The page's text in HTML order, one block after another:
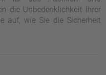
die Unbedenklichkeit Ihrer
auf, wie Sie die Sicherheit